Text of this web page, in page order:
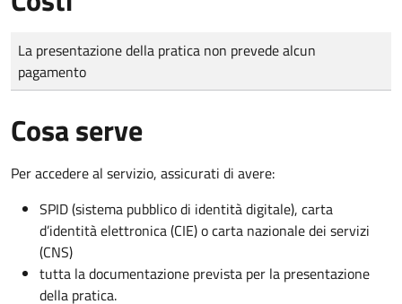
Tipo di pagamento
Importo
La presentazione della pratica non prevede alcun
pagamento
Cosa serve
Per accedere al servizio, assicurati di avere:
SPID (sistema pubblico di identità digitale), carta
d’identità elettronica (CIE) o carta nazionale dei servizi
(CNS)
tutta la documentazione prevista per la presentazione
della pratica.